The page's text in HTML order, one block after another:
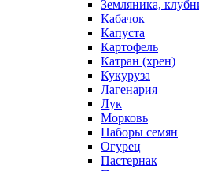
Земляника,
Кабачок
Капуста
Картофель
Катран (хрен)
Кукуруза
Лагенария
Лук
Морковь
Наборы семян
Огурец
Пастернак